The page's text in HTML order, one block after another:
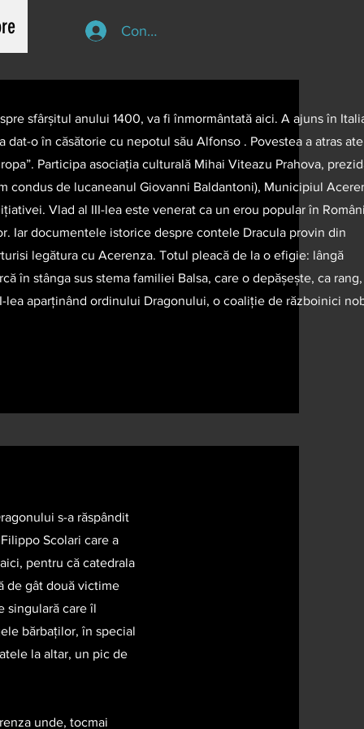
Conectează-te
sfârșitul anului 1400, va fi înmormântată aici. A ajuns în
o în căsătorie cu nepotul său Alfonso . Povestea a atras
Participa asociația culturală Mihai Viteazu Prahova,
condus de lucaneanul Giovanni Baldantoni), Municipiul
Vlad al III-lea este venerat ca un erou popular în
Iar documentele istorice despre contele Dracula provin din
legătura cu Acerenza. Totul pleacă de la o efigie: lângă
în stânga sus stema familiei Balsa, care o depășește, ca
lea aparținând ordinului Dragonului, o coaliție de războinici
s-a răspândit
Scolari care a
pentru că catedrala
de gât două victime
singulară care îl
bărbaților, în special
la altar, un pic de
unde, tocmai